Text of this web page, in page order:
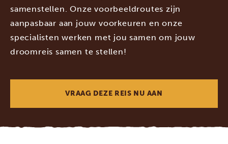
samenstellen. Onze voorbeeldroutes zijn
aanpasbaar aan jouw voorkeuren en onze
specialisten werken met jou samen om jouw
droomreis samen te stellen!
VRAAG DEZE REIS NU AAN